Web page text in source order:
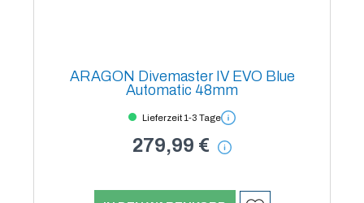
ARAGON Divemaster IV EVO Blue
Automatic 48mm
Lieferzeit 1-3 Tage
279,99 €